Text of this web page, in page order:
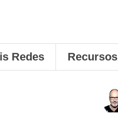
Redes Recursos